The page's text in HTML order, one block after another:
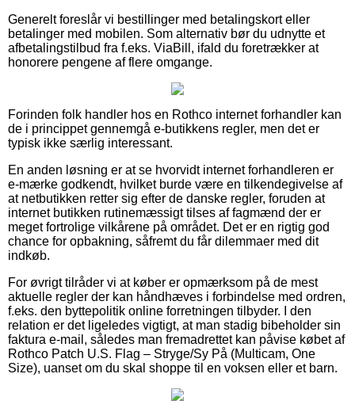
Generelt foreslår vi bestillinger med betalingskort eller
betalinger med mobilen. Som alternativ bør du udnytte et
afbetalingstilbud fra f.eks. ViaBill, ifald du foretrækker at
honorere pengene af flere omgange.
Forinden folk handler hos en Rothco internet forhandler kan
de i princippet gennemgå e-butikkens regler, men det er
typisk ikke særlig interessant.
En anden løsning er at se hvorvidt internet forhandleren er
e-mærke godkendt, hvilket burde være en tilkendegivelse af
at netbutikken retter sig efter de danske regler, foruden at
internet butikken rutinemæssigt tilses af fagmænd der er
meget fortrolige vilkårene på området. Det er en rigtig god
chance for opbakning, såfremt du får dilemmaer med dit
indkøb.
For øvrigt tilråder vi at køber er opmærksom på de mest
aktuelle regler der kan håndhæves i forbindelse med ordren,
f.eks. den byttepolitik online forretningen tilbyder. I den
relation er det ligeledes vigtigt, at man stadig bibeholder sin
faktura e-mail, således man fremadrettet kan påvise købet af
Rothco Patch U.S. Flag – Stryge/Sy På (Multicam, One
Size), uanset om du skal shoppe til en voksen eller et barn.